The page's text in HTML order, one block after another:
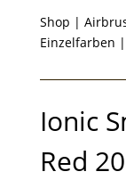
Shop |
Einzelfarben
Ionic
Red